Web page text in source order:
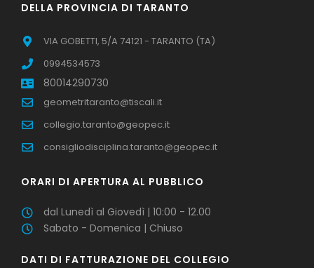
DELLA PROVINCIA DI TARANTO
VIA GOBETTI, 5/A 74121 - TARANTO (TA)
0994534573
80014290730
geometritaranto@tiscali.it
collegio.taranto@geopec.it
consigliodisciplina.taranto@geopec.it
ORARI DI APERTURA AL PUBBLICO
dal Lunedì al Giovedì | 10:00 - 12.00
Sabato - Domenica | Chiuso
DATI DI FATTURAZIONE DEL COLLEGIO